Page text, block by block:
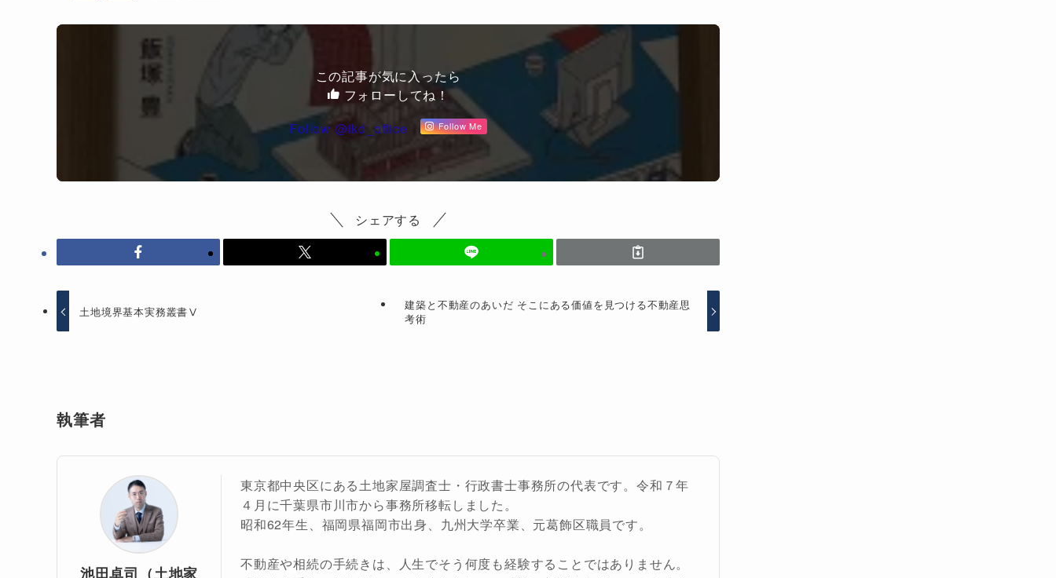
この記事が気に入ったら
フォローしてね！
Follow @ikd_office
Follow Me
シェアする
土地境界基本実務叢書Ⅴ
建築と不動産のあいだ そこにある価値を見つける不動産思
考術
執筆者
池田卓司（土地家
東京都中央区にある土地家屋調査士・行政書士事務所の代表です。令和７年
４月に千葉県市川市から事務所移転しました。
昭和62年生、福岡県福岡市出身、九州大学卒業、元葛飾区職員です。
不動産や相続の手続きは、人生でそう何度も経験することではありません。